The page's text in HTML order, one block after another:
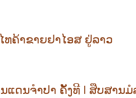
ທຄ້າຂາຍຢາໄອສ ຢູ່ລາວ
ແດນຈຳປາ ຄັ້ງທີ I ສືບສານ